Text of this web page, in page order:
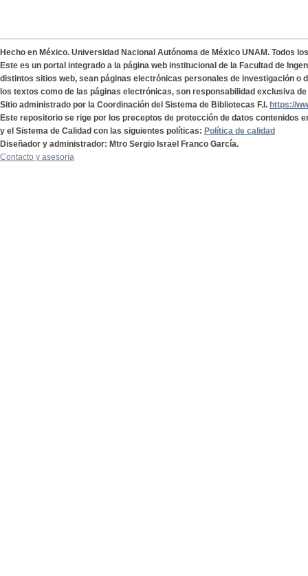
Hecho en México. Universidad Nacional Autónoma de México UNAM. Todos
Este es un portal integrado a la página web institucional de la Facultad de
distintos sitios web, sean páginas electrónicas personales de investigación o
los textos como de las páginas electrónicas, son responsabilidad exclusiva
Sitio administrado por la Coordinación del Sistema de Bibliotecas F.I. https://
Este repositorio se rige por los preceptos de protección de datos contenidos
y el Sistema de Calidad con las siguientes políticas: Política de calidad
Diseñador y administrador: Mtro Sergio Israel Franco García.
Contacto y asesoría